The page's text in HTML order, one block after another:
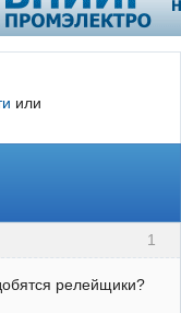
или
1
релейщики?